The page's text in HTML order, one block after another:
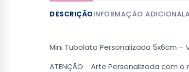
DESCRIÇÃOINFORMAÇÃO ADICIONAL
Mini Tubolata Personalizada 5x6cm –
ATENÇÃO Arte Personalizada com o